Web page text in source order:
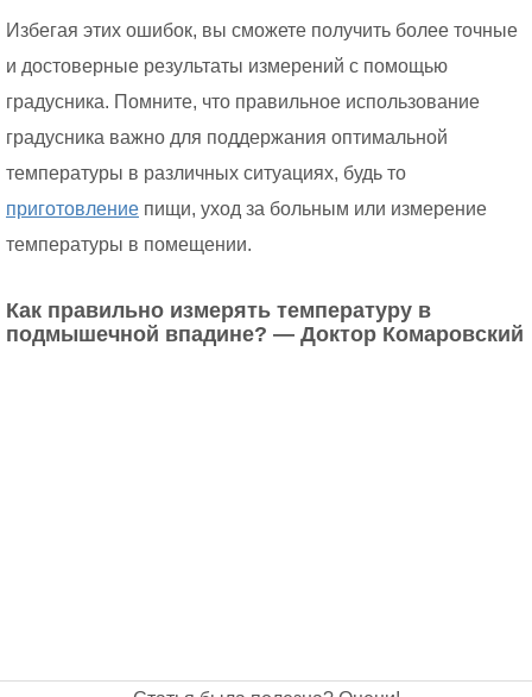
Избегая этих ошибок, вы сможете получить более точные
и достоверные результаты измерений с помощью
градусника. Помните, что правильное использование
градусника важно для поддержания оптимальной
температуры в различных ситуациях, будь то
приготовление пищи, уход за больным или измерение
температуры в помещении.
Как правильно измерять температуру в
подмышечной впадине? — Доктор Комаровский